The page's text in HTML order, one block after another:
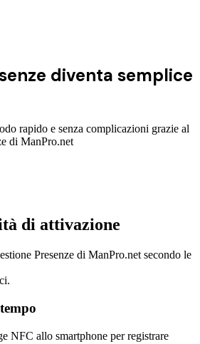
diventa semplice
rapido e senza complicazioni grazie al
di ManPro.net
di attivazione
Presenze di ManPro.net secondo le
NFC allo smartphone per registrare